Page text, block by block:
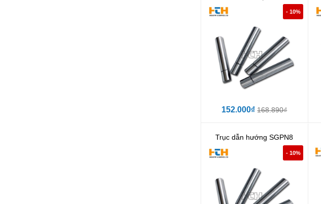
- 10%
152.000₫168.890₫
Trục dẫn hướng SGPN8
- 10%